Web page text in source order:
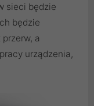
sieci będzie
będzie
a
urządzenia,